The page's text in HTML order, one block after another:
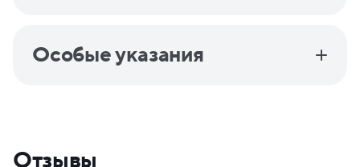
Особые указания
Отзывы